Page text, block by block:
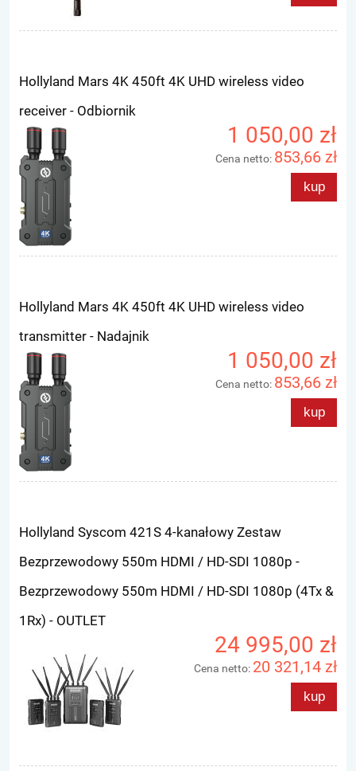
Hollyland Mars 4K 450ft 4K UHD wireless video
receiver - Odbiornik
1 050,00 zł
Cena netto: 853,66 zł
kup
Hollyland Mars 4K 450ft 4K UHD wireless video
transmitter - Nadajnik
1 050,00 zł
Cena netto: 853,66 zł
kup
Hollyland Syscom 421S 4-kanałowy Zestaw
Bezprzewodowy 550m HDMI / HD-SDI 1080p -
Bezprzewodowy 550m HDMI / HD-SDI 1080p (4Tx &
1Rx) - OUTLET
24 995,00 zł
Cena netto: 20 321,14 zł
kup